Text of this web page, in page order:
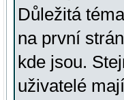
Důležitá
na první
kde jsou.
uživatelé